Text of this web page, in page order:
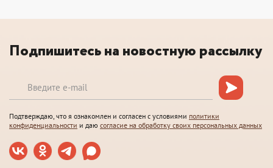
Подпишитесь на новостную рассылку
Подтверждаю, что я ознакомлен и согласен с условиями политики
конфиденциальности и даю согласие на обработку своих персональных данных